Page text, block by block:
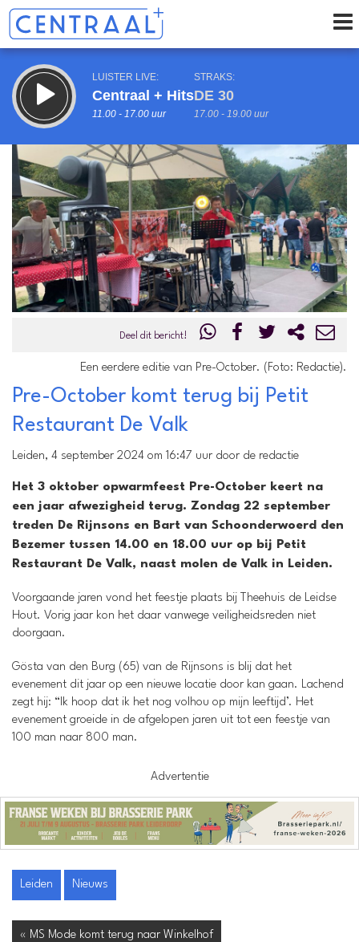
LUISTER LIVE:
Centraal + Hits
11.00 - 17.00 uur
STRAKS:
DE 30
17.00 - 19.00 uur
Vorig uur uur 1 van 0 Volgend uur
Inklappen
Deel dit bericht!
Een eerdere editie van Pre-October. (Foto: Redactie).
Pre-October komt terug bij Petit
Restaurant De Valk
Leiden, 4 september 2024 om 16:47 uur door de redactie
Het 3 oktober opwarmfeest Pre-October keert na
een jaar afwezigheid terug. Zondag 22 september
treden De Rijnsons en Bart van Schoonderwoerd den
Bezemer tussen 14.00 en 18.00 uur op bij Petit
Restaurant De Valk, naast molen de Valk in Leiden.
Voorgaande jaren vond het feestje plaats bij Theehuis de Leidse
Hout. Vorig jaar kon het daar vanwege veiligheidsreden niet
doorgaan.
Gösta van den Burg (65) van de Rijnsons is blij dat het
evenement dit jaar op een nieuwe locatie door kan gaan. Lachend
zegt hij: “Ik hoop dat ik het nog volhou op mijn leeftijd’. Het
evenement groeide in de afgelopen jaren uit tot een feestje van
100 man naar 800 man.
Advertentie
Leiden Nieuws
« MS Mode komt terug naar Winkelhof